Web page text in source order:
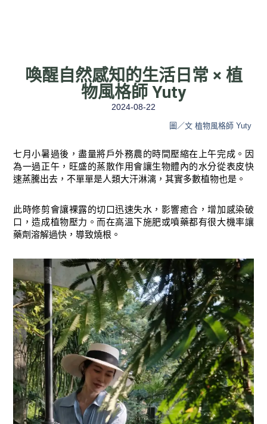
喚醒自然感知的生活日常 × 植
物風格師 Yuty
2024-08-22
圖／文 植物風格師 Yuty
七月小暑過後，盡量將戶外務農的時間壓縮在上午完成。因
為一過正午，旺盛的蒸散作用會讓生物體內的水分從表皮快
速蒸騰出去，不單單是人類大汗淋漓，其實多數植物也是。
此時修剪會讓裸露的切口迅速失水，影響癒合，增加感染破
口，造成植物壓力。而在高溫下施肥或噴藥都有很大機率讓
藥劑溶解過快，導致燒根。